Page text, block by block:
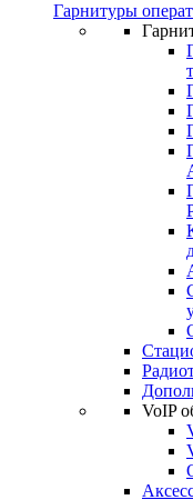
Гарнитуры
VoIP